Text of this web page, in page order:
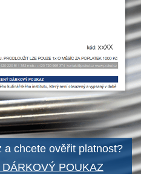
a chcete ověřit platnost?
POUKAZ